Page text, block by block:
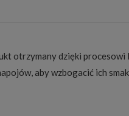
otrzymany dzięki
aby wzbogacić ich